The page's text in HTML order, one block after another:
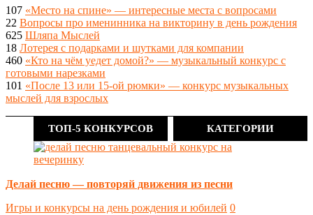
107 «Место на спине» — интересные места с вопросами
22 Вопросы про именинника на викторину в день рождения
625 Шляпа Мыслей
18 Лотерея с подарками и шутками для компании
460 «Кто на чём уедет домой?» — музыкальный конкурс с
готовыми нарезками
101 «После 13 или 15-ой рюмки» — конкурс музыкальных
мыслей для взрослых
ТОП-5 КОНКУРСОВ КАТЕГОРИИ
Делай песню — повторяй движения из песни
Игры и конкурсы на день рождения и юбилей 0